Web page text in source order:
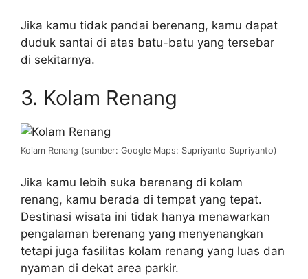
Jika kamu tidak pandai berenang, kamu dapat
duduk santai di atas batu-batu yang tersebar
di sekitarnya.
3. Kolam Renang
Kolam Renang (sumber: Google Maps: Supriyanto Supriyanto)
Jika kamu lebih suka berenang di kolam
renang, kamu berada di tempat yang tepat.
Destinasi wisata ini tidak hanya menawarkan
pengalaman berenang yang menyenangkan
tetapi juga fasilitas kolam renang yang luas dan
nyaman di dekat area parkir.